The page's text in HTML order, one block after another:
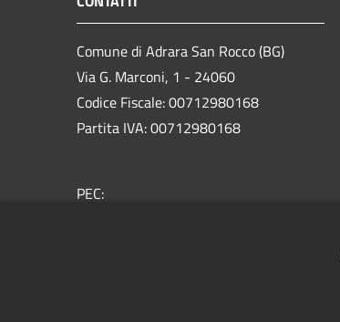
Comune di Adrara San Rocco (BG)
Via G. Marconi, 1 - 24060
Codice Fiscale: 00712980168
Partita IVA: 00712980168
PEC: